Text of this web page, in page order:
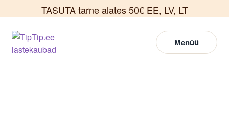
TASUTA tarne alates 50€ EE, LV, LT
Liigu
navigeerimisele
Liigu
sisu
Menüü